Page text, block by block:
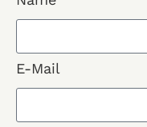
E-Mail